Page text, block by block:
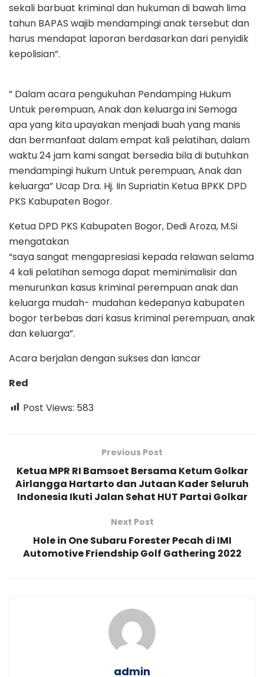
sekali barbuat kriminal dan hukuman di bawah lima
tahun BAPAS wajib mendampingi anak tersebut dan
harus mendapat laporan berdasarkan dari penyidik
kepolisian”.
” Dalam acara pengukuhan Pendamping Hukum
Untuk perempuan, Anak dan keluarga ini Semoga
apa yang kita upayakan menjadi buah yang manis
dan bermanfaat dalam empat kali pelatihan, dalam
waktu 24 jam kami sangat bersedia bila di butuhkan
mendampingi hukum Untuk perempuan, Anak dan
keluarga” Ucap Dra. Hj. Iin Supriatin Ketua BPKK DPD
PKS Kabupaten Bogor.
Ketua DPD PKS Kabupaten Bogor, Dedi Aroza, M.Si
mengatakan
“saya sangat mengapresiasi kepada relawan selama
4 kali pelatihan semoga dapat meminimalisir dan
menurunkan kasus kriminal perempuan anak dan
keluarga mudah- mudahan kedepanya kabupaten
bogor terbebas dari kasus kriminal perempuan, anak
dan keluarga”.
Acara berjalan dengan sukses dan lancar
Red
Post Views: 583
Previous Post
Ketua MPR RI Bamsoet Bersama Ketum Golkar
Airlangga Hartarto dan Jutaan Kader Seluruh
Indonesia Ikuti Jalan Sehat HUT Partai Golkar
Next Post
Hole in One Subaru Forester Pecah di IMI
Automotive Friendship Golf Gathering 2022
admin